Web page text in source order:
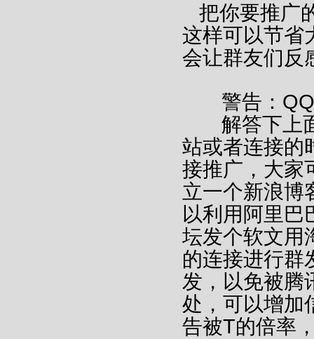
把你要推广
这样可以节省
会让群友们反
警告：
解答下上
站或者连接的
接推广，大家
立一个新浪博
以利用阿里巴
坛发个软文用
的连接进行群
发，以免被腾
处，可以增加
告被T的倍率